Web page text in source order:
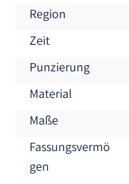
Region
Zeit
Punzierung
Material
Maße
Fassungsvermö
gen